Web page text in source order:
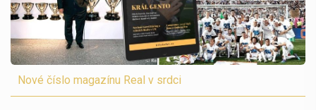
Nové číslo magazínu Real v srdci